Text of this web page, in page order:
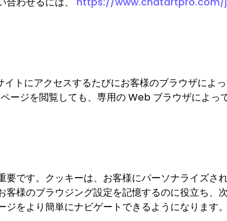
LoveAI 1.0
トにアクセスするたびにお客様のブラウザによっ
ジを閲覧しても、専用の Web ブラウザによっ
です。クッキーは、お客様にパーソナライズさ
様のブラウジング設定を記憶するのに役立ち、
をより簡単にナビゲートできるようになります。